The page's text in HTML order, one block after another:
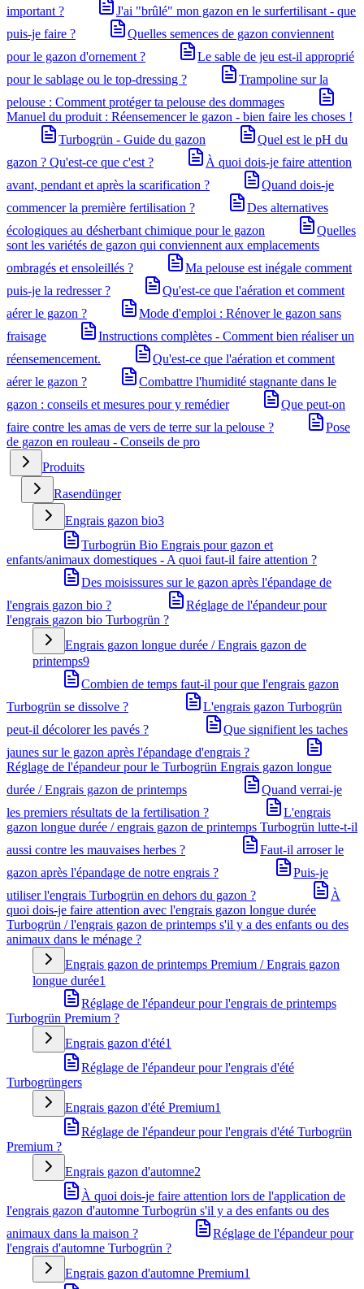
important ?
J'ai "brûlé" mon gazon en le surfertilisant - que
puis-je faire ?
Quelles semences de gazon conviennent
pour le gazon d'ornement ?
Le sable de jeu est-il approprié
pour le sablage ou le top-dressing ?
Trampoline sur la
pelouse : Comment protéger ta pelouse des dommages
Manuel du produit : Réensemencer le gazon - bien faire les choses !
Turbogrün - Guide du gazon
Quel est le pH du
gazon ? Qu'est-ce que c'est ?
À quoi dois-je faire attention
avant, pendant et après la scarification ?
Quand dois-je
commencer la première fertilisation ?
Des alternatives
écologiques au désherbant chimique pour le gazon
Quelles
sont les variétés de gazon qui conviennent aux emplacements
ombragés et ensoleillés ?
Ma pelouse est inégale comment
puis-je la redresser ?
Qu'est-ce que l'aération et comment
aérer le gazon ?
Mode d'emploi : Rénover le gazon sans
fraisage
Instructions complètes - Comment bien réaliser un
réensemencement.
Qu'est-ce que l'aération et comment
aérer le gazon ?
Combattre l'humidité stagnante dans le
gazon : conseils et mesures pour y remédier
Que peut-on
faire contre les amas de vers de terre sur la pelouse ?
Pose
de gazon en rouleau - Conseils de pro
Produits
Rasendünger
Engrais gazon bio3
Turbogrün Bio Engrais pour gazon et
enfants/animaux domestiques - A quoi faut-il faire attention ?
Des moisissures sur le gazon après l'épandage de
l'engrais gazon bio ?
Réglage de l'épandeur pour
l'engrais gazon bio Turbogrün ?
Engrais gazon longue durée / Engrais gazon de
printemps9
Combien de temps faut-il pour que l'engrais gazon
Turbogrün se dissolve ?
L'engrais gazon Turbogrün
peut-il décolorer les pavés ?
Que signifient les taches
jaunes sur le gazon après l'épandage d'engrais ?
Réglage de l'épandeur pour le Turbogrün Engrais gazon longue
durée / Engrais gazon de printemps
Quand verrai-je
les premiers résultats de la fertilisation ?
L'engrais
gazon longue durée / engrais gazon de printemps Turbogrün lutte-t-il
aussi contre les mauvaises herbes ?
Faut-il arroser le
gazon après l'épandage de notre engrais ?
Puis-je
utiliser l'engrais Turbogrün en dehors du gazon ?
À
quoi dois-je faire attention avec l'engrais gazon longue durée
Turbogrün / l'engrais gazon de printemps s'il y a des enfants ou des
animaux dans le ménage ?
Engrais gazon de printemps Premium / Engrais gazon
longue durée1
Réglage de l'épandeur pour l'engrais de printemps
Turbogrün Premium ?
Engrais gazon d'été1
Réglage de l'épandeur pour l'engrais d'été
Turbogrüngers
Engrais gazon d'été Premium1
Réglage de l'épandeur pour l'engrais d'été Turbogrün
Premium ?
Engrais gazon d'automne2
À quoi dois-je faire attention lors de l'application de
l'engrais gazon d'automne Turbogrün s'il y a des enfants ou des
animaux dans la maison ?
Réglage de l'épandeur pour
l'engrais d'automne Turbogrün ?
Engrais gazon d'automne Premium1